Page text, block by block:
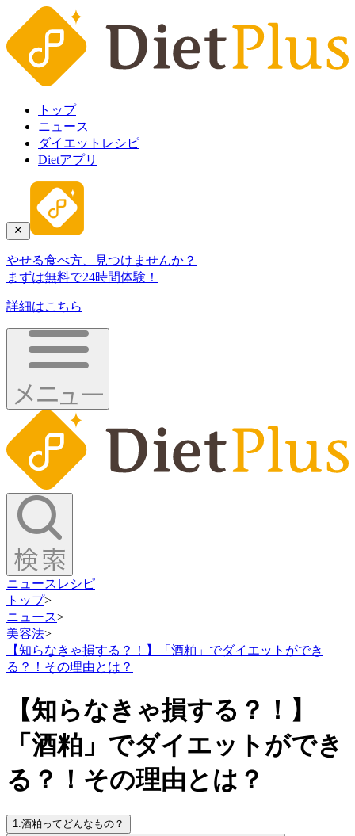
トップ
ニュース
ダイエットレシピ
Dietアプリ
やせる食べ方、見つけませんか？
まずは無料で24時間体験！
詳細はこちら
ニュース レシピ
トップ>
ニュース>
美容法>
【知らなきゃ損する？！】「酒粕」でダイエットができ
る？！その理由とは？
【知らなきゃ損する？！】
「酒粕」でダイエットができ
る？！その理由とは？
1.酒粕ってどんなもの？